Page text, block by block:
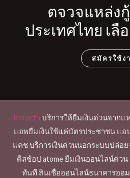
ตจวจแหล่ง
ประเทศไทย เ
สมัครใช้ง
kmi.or.th บริการให้ยืมเงินด่วนจากแ
แอพยืมเงินใช้แค่บัตรประชาชน แ
แคช บริการเงินด่วนนอกระบบปล่อ
ดิสช้อป atome ยืมเงินออนไลน์ด่ว
ทันที สินเชื่อออนไลน์ธนาคารออ